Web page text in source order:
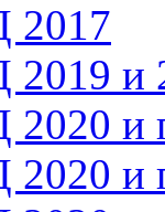
2017
и
и
и